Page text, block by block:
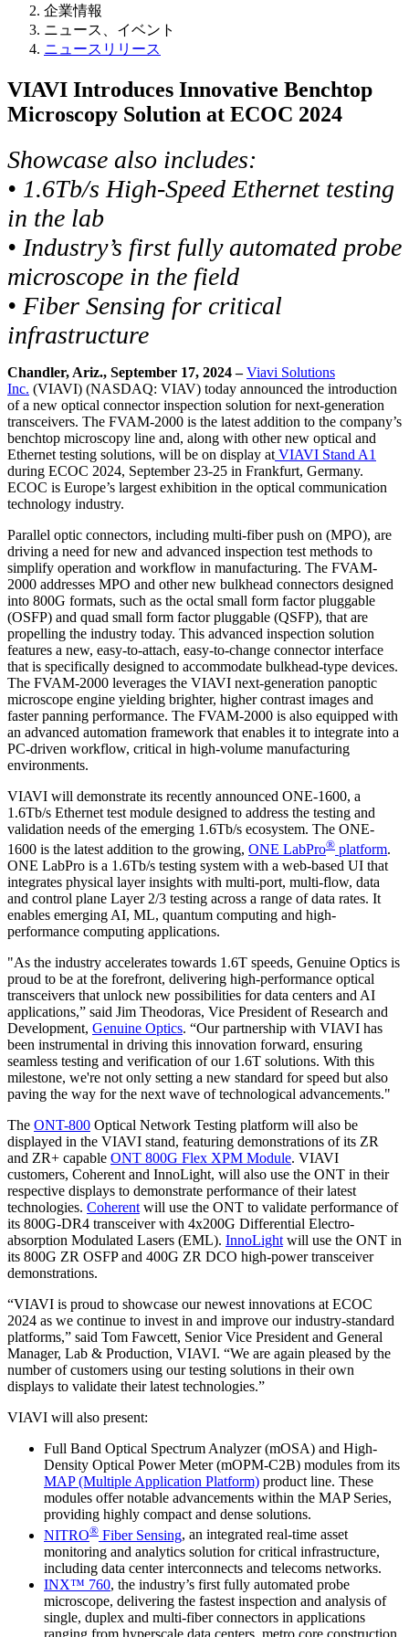
企業情報
ニュース、イベント
ニュースリリース
VIAVI Introduces Innovative Benchtop
Microscopy Solution at ECOC 2024
Showcase also includes:
• 1.6Tb/s High-Speed Ethernet testing
in the lab
• Industry’s first fully automated probe
microscope in the field
• Fiber Sensing for critical
infrastructure
Chandler, Ariz., September 17, 2024 –Viavi Solutions
Inc. (VIAVI) (NASDAQ: VIAV) today announced the introduction
of a new optical connector inspection solution for next-generation
transceivers. The FVAM-2000 is the latest addition to the company’s
benchtop microscopy line and, along with other new optical and
Ethernet testing solutions, will be on display at VIAVI Stand A1
during ECOC 2024, September 23-25 in Frankfurt, Germany.
ECOC is Europe’s largest exhibition in the optical communication
technology industry.
Parallel optic connectors, including multi-fiber push on (MPO), are
driving a need for new and advanced inspection test methods to
simplify operation and workflow in manufacturing. The FVAM-
2000 addresses MPO and other new bulkhead connectors designed
into 800G formats, such as the octal small form factor pluggable
(OSFP) and quad small form factor pluggable (QSFP), that are
propelling the industry today. This advanced inspection solution
features a new, easy-to-attach, easy-to-change connector interface
that is specifically designed to accommodate bulkhead-type devices.
The FVAM-2000 leverages the VIAVI next-generation panoptic
microscope engine yielding brighter, higher contrast images and
faster panning performance. The FVAM-2000 is also equipped with
an advanced automation framework that enables it to integrate into a
PC-driven workflow, critical in high-volume manufacturing
environments.
VIAVI will demonstrate its recently announced ONE-1600, a
1.6Tb/s Ethernet test module designed to address the testing and
validation needs of the emerging 1.6Tb/s ecosystem. The ONE-
1600 is the latest addition to the growing, ONE LabPro® platform.
ONE LabPro is a 1.6Tb/s testing system with a web-based UI that
integrates physical layer insights with multi-port, multi-flow, data
and control plane Layer 2/3 testing across a range of data rates. It
enables emerging AI, ML, quantum computing and high-
performance computing applications.
"As the industry accelerates towards 1.6T speeds, Genuine Optics is
proud to be at the forefront, delivering high-performance optical
transceivers that unlock new possibilities for data centers and AI
applications,” said Jim Theodoras, Vice President of Research and
Development, Genuine Optics. “Our partnership with VIAVI has
been instrumental in driving this innovation forward, ensuring
seamless testing and verification of our 1.6T solutions. With this
milestone, we're not only setting a new standard for speed but also
paving the way for the next wave of technological advancements."
The ONT-800 Optical Network Testing platform will also be
displayed in the VIAVI stand, featuring demonstrations of its ZR
and ZR+ capable ONT 800G Flex XPM Module. VIAVI
customers, Coherent and InnoLight, will also use the ONT in their
respective displays to demonstrate performance of their latest
technologies. Coherent will use the ONT to validate performance of
its 800G-DR4 transceiver with 4x200G Differential Electro-
absorption Modulated Lasers (EML). InnoLight will use the ONT in
its 800G ZR OSFP and 400G ZR DCO high-power transceiver
demonstrations.
“VIAVI is proud to showcase our newest innovations at ECOC
2024 as we continue to invest in and improve our industry-standard
platforms,” said Tom Fawcett, Senior Vice President and General
Manager, Lab & Production, VIAVI. “We are again pleased by the
number of customers using our testing solutions in their own
displays to validate their latest technologies.”
VIAVI will also present:
Full Band Optical Spectrum Analyzer (mOSA) and High-
Density Optical Power Meter (mOPM-C2B) modules from its
MAP (Multiple Application Platform) product line. These
modules offer notable advancements within the MAP Series,
providing highly compact and dense solutions.
NITRO® Fiber Sensing, an integrated real-time asset
monitoring and analytics solution for critical infrastructure,
including data center interconnects and telecoms networks.
INX™ 760, the industry’s first fully automated probe
microscope, delivering the fastest inspection and analysis of
single, duplex and multi-fiber connectors in applications
ranging from hyperscale data centers, metro core construction,